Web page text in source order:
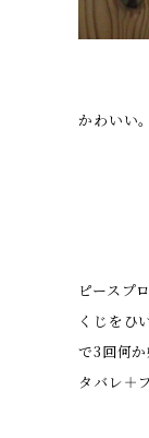
かわいい
ピースプ
くじをひ
で3回何
タバレ＋